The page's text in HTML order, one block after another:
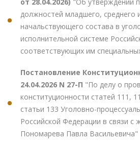
должностей младшего, среднего
начальствующего состава в
исполнительной системе
соответствующих им
Постановление
24.04.2026 N 27-П "По делу о
конституционности статей 111,
статьи 133 Уголовно-
Российской Федерации в связи с
Пономарева Павла Васильевича"